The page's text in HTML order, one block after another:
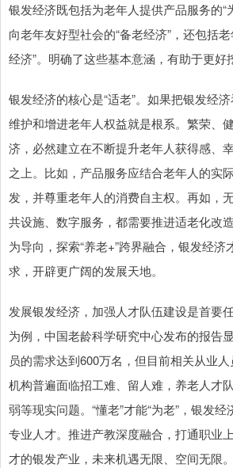
银发经济既包括为老年人提供产品服务的“
向老年友好型社会的“备老经济”，还包括
经济”。明确了这些基本意涵，有助于更好
银发经济的核心是“适老”。如果把银发经
维护和增进老年人权益就是根系。繁荣、
济，必然建立在不断提升老年人获得感、
之上。比如，产品服务应结合老年人的实
发，并尊重老年人的消费自主权。再如，
共设施、数字服务，都需要推进适老化改
为导向，探索“养老+”跨界融合，银发经
求，开辟更广阔的发展天地。
发展银发经济，加强人才队伍建设是首要
为例，中国老龄科学研究中心发布的报告
员的需求达到600万名，但目前相关从业
机构普遍面临招工难、留人难，养老人才
弱等现实问题。“懂老”才能“为老”，银发
专业人才。推进产教深度融合，打通职业
才的银发产业，未来机遇无限、空间无限。